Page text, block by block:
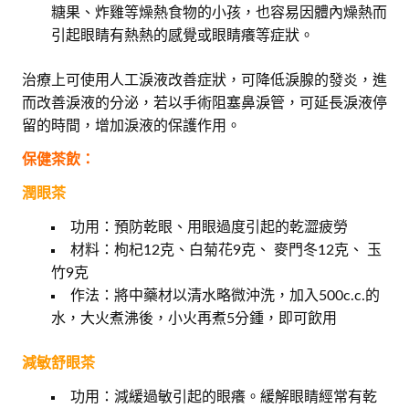
糖果、炸雞等燥熱食物的小孩，也容易因體內燥熱而
引起眼睛有熱熱的感覺或眼睛癢等症狀。
治療上可使用人工淚液改善症狀，可降低淚腺的發炎，進
而改善淚液的分泌，若以手術阻塞鼻淚管，可延長淚液停
留的時間，增加淚液的保護作用。
保健茶飲：
潤眼茶
功用：預防乾眼、用眼過度引起的乾澀疲勞
材料：枸杞12克、白菊花9克、 麥門冬12克、 玉
竹9克
作法：將中藥材以清水略微沖洗，加入500c.c.的
水，大火煮沸後，小火再煮5分鍾，即可飲用
減敏舒眼茶
功用：減緩過敏引起的眼癢。緩解眼睛經常有乾